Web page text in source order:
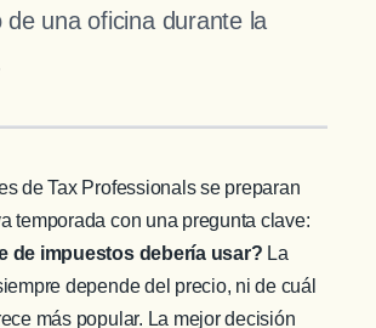
de una oficina durante la
de Tax Professionals se preparan
temporada con una pregunta clave:
de impuestos debería usar? La
depende del precio, ni de cuál
más popular. La mejor decisión